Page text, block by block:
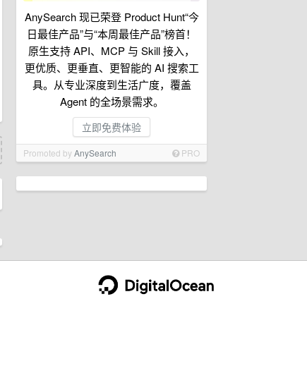
AnySearch 现已荣登 Product Hunt“今
日最佳产品”与“本周最佳产品”榜首！
原生支持 API、MCP 与 Skill 接入，
更优质、更垂直、更智能的 AI 搜索工
具。从专业深度到生活广度，覆盖
Agent 的全场景需求。
立即免费体验
Promoted byAnySearch PRO